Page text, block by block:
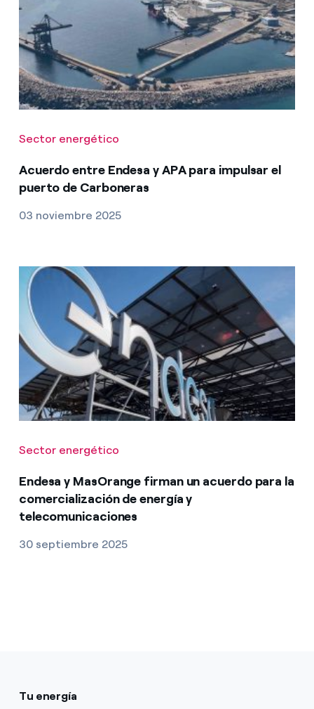
Sector energético
Acuerdo entre Endesa y APA para impulsar el
puerto de Carboneras
03 noviembre 2025
Sector energético
Endesa y MasOrange firman un acuerdo para la
comercialización de energía y
telecomunicaciones
30 septiembre 2025
Tu energía